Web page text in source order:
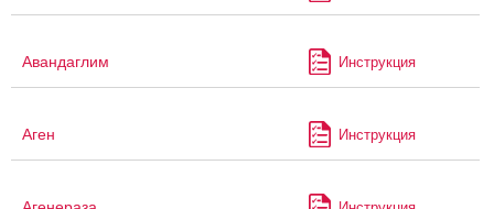
Авандаглим Инструкция
Аген Инструкция